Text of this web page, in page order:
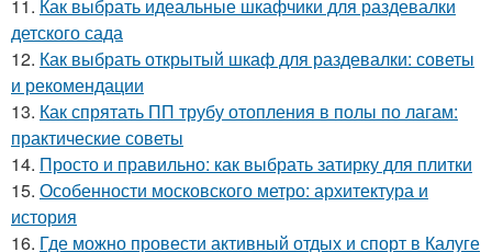
11. Как выбрать идеальные шкафчики для раздевалки
детского сада
12. Как выбрать открытый шкаф для раздевалки: советы
и рекомендации
13. Как спрятать ПП трубу отопления в полы по лагам:
практические советы
14. Просто и правильно: как выбрать затирку для плитки
15. Особенности московского метро: архитектура и
история
16. Где можно провести активный отдых и спорт в Калуге